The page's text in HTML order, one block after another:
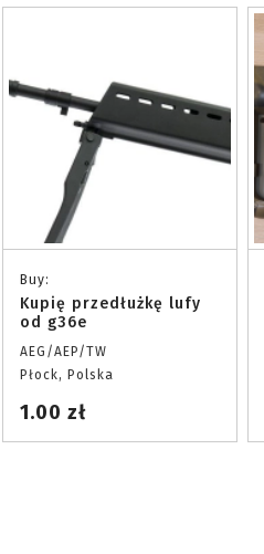
Buy:
Kupię przedłużkę lufy
od g36e
AEG/AEP/TW
Płock, Polska
1.00 zł